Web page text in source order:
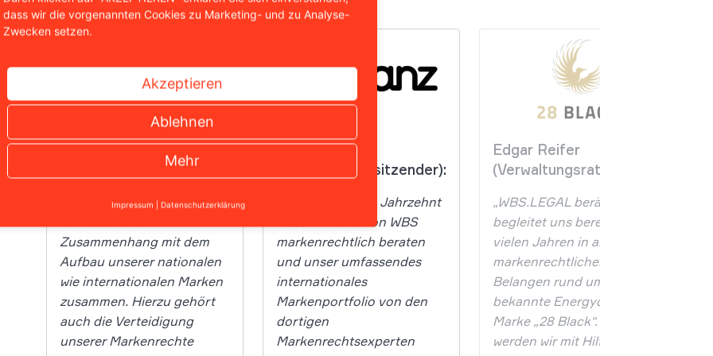
David Armstrong (CEO):
„Wir arbeiten mit WBS
bereits seit vielen Jahren
Zusammenhang mit dem
Aufbau unserer nationalen
wie internationalen Marken
zusammen. Hierzu gehört
auch die Verteidigung
unserer Markenrechte
Jan Bredack
(Vorstandsvorsitzender):
„Seit über einem Jahrzehnt
lassen wir uns von WBS
markenrechtlich beraten
und unser umfassendes
internationales
Markenportfolio von den
dortigen
Markenrechtsexperten
Edgar Reifer
(Verwaltungsrat):
„WBS.LEGAL berät und
begleitet uns bereits seit
vielen Jahren in allen
markenrechtlichen
Belangen rund um unsere
bekannte Energydrink-
Marke „28 Black“. Hierbei
werden wir mit Hilfe des
dass wir die vorgenannten Cookies zu Marketing- und zu Analyse-
Zwecken setzen.
Akzeptieren
Ablehnen
Mehr
Impressum Datenschutzerklärung